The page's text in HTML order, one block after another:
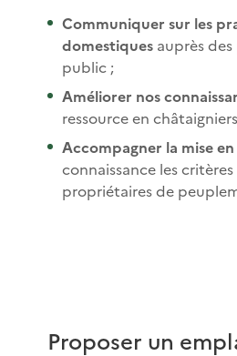
Communiquer sur les
domestiques auprès
public ;
Améliorer nos
ressource en
Accompagner la mise
connaissance les
propriétaires de
Proposer un